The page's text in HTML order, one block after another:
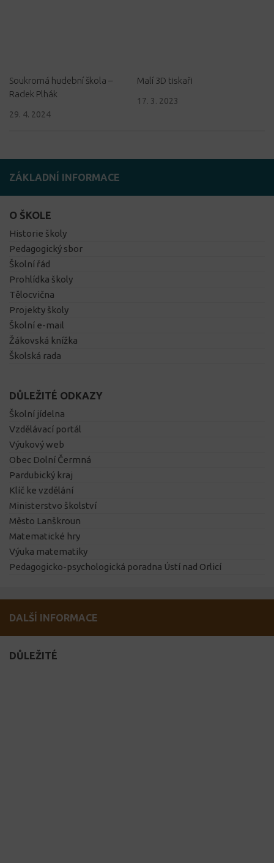
Soukromá hudební škola –
Radek Plhák
29. 4. 2024
Malí 3D tiskaři
17. 3. 2023
ZÁKLADNÍ INFORMACE
O ŠKOLE
Historie školy
Pedagogický sbor
Školní řád
Prohlídka školy
Tělocvična
Projekty školy
Školní e-mail
Žákovská knížka
Školská rada
DŮLEŽITÉ ODKAZY
Školní jídelna
Vzdělávací portál
Výukový web
Obec Dolní Čermná
Pardubický kraj
Klíč ke vzdělání
Ministerstvo školství
Město Lanškroun
Matematické hry
Výuka matematiky
Pedagogicko-psychologická poradna Ústí nad Orlicí
DALŠÍ INFORMACE
DŮLEŽITÉ